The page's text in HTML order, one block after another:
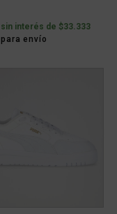
interés de $33.333
envío